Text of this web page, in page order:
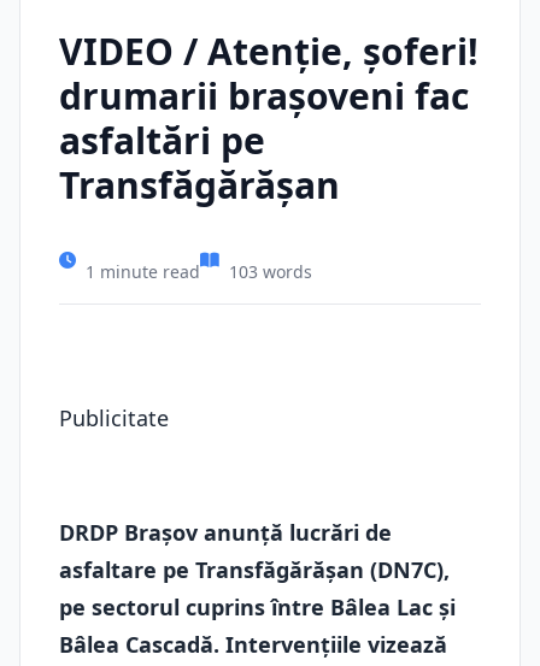
VIDEO / Atenţie, şoferi!
drumarii braşoveni fac
asfaltări pe
Transfăgărășan
1 minute read 103 words
Publicitate
DRDP Brașov anunță lucrări de
asfaltare pe Transfăgărășan (DN7C),
pe sectorul cuprins între Bâlea Lac și
Bâlea Cascadă. Intervențiile vizează